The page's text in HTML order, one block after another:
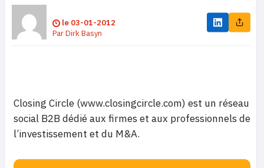
le 03-01-2012
ParDirk Basyn
Closing Circle (www.closingcircle.com) est un réseau
social B2B dédié aux firmes et aux professionnels de
l’investissement et du M&A.